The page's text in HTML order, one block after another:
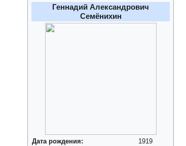
Геннадий Александрович
Семёнихин
Дата рождения:
1919